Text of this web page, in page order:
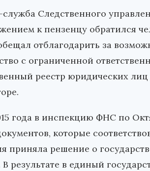
Следственного
к пензенцу обратился
отблагодарить за
с ограниченной
реестр юридических
года в инспекцию ФНС по
которые
приняла решение о
результате в единый